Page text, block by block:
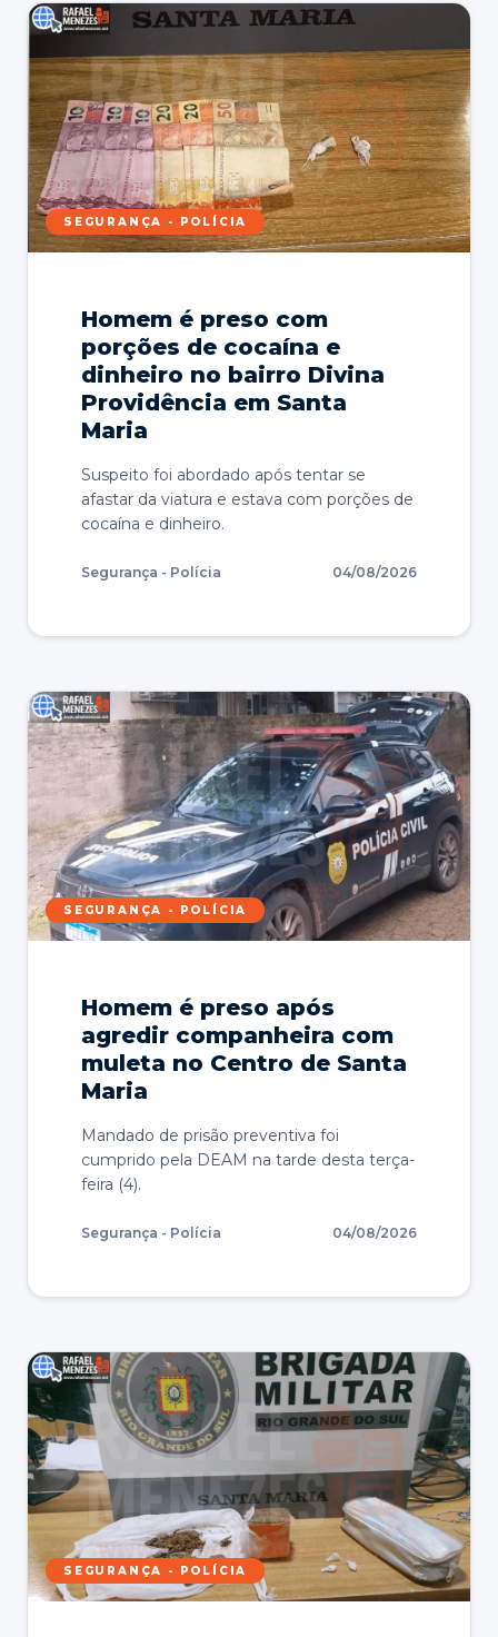
SEGURANÇA - POLÍCIA
Homem é preso com
porções de cocaína e
dinheiro no bairro Divina
Providência em Santa
Maria
Suspeito foi abordado após tentar se
afastar da viatura e estava com porções de
cocaína e dinheiro.
Segurança - Polícia 04/08/2026
SEGURANÇA - POLÍCIA
Homem é preso após
agredir companheira com
muleta no Centro de Santa
Maria
Mandado de prisão preventiva foi
cumprido pela DEAM na tarde desta terça-
feira (4).
Segurança - Polícia 04/08/2026
SEGURANÇA - POLÍCIA